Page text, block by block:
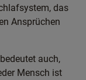
das
Ansprüchen
auch,
Mensch ist